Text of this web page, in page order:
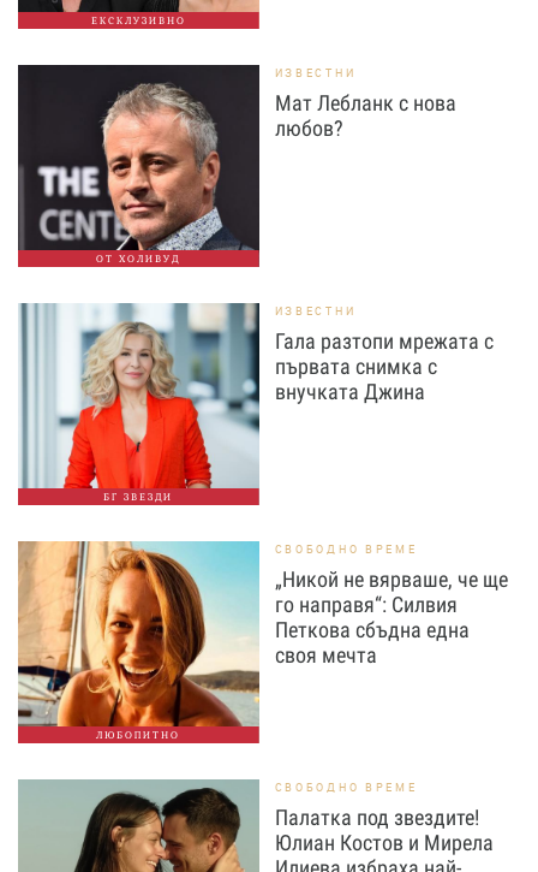
ЕКСКЛУЗИВНО
ОТ ХОЛИВУД
ИЗВЕСТНИ
Мат Лебланк с нова
любов?
БГ ЗВЕЗДИ
ИЗВЕСТНИ
Гала разтопи мрежата с
първата снимка с
внучката Джина
ЛЮБОПИТНО
СВОБОДНО ВРЕМЕ
„Никой не вярваше, че ще
го направя“: Силвия
Петкова сбъдна една
своя мечта
СВОБОДНО ВРЕМЕ
Палатка под звездите!
Юлиан Костов и Мирела